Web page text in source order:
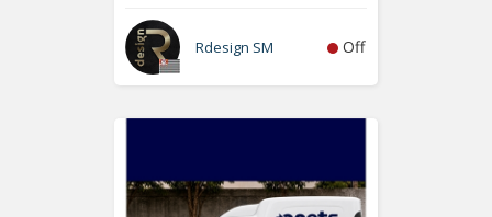
Rdesign SM Off